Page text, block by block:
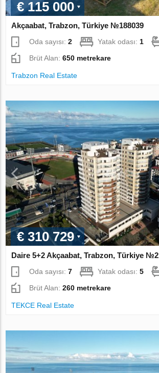
€ 115 000
Akçaabat, Trabzon, Türkiye №188039
Oda sayısı:2 Yatak odası: 1
Brüt Alan:650 metrekare
Trabzon Real Estate
€ 310 729
Daire 5+2 Akçaabat, Trabzon, Türkiye
Oda sayısı:7 Yatak odası:5
Brüt Alan:260 metrekare
TEKCE Real Estate